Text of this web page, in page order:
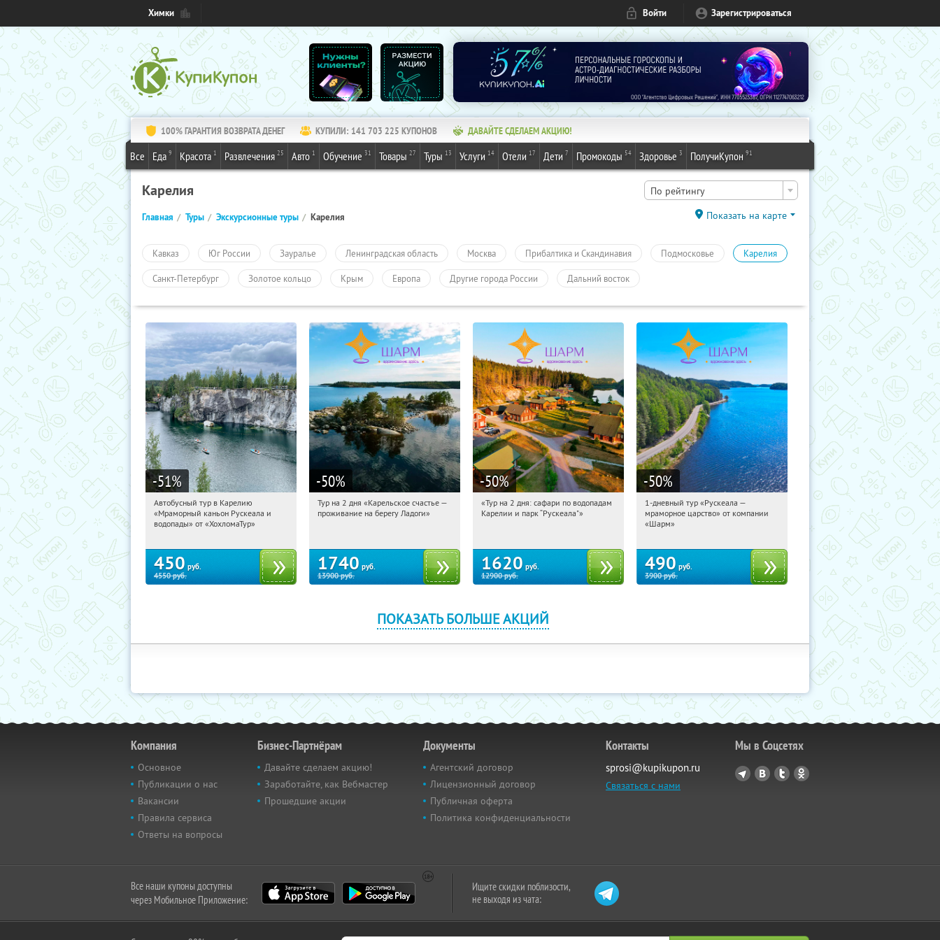
Химки Войти Зарегистрироваться
100% ГАРАНТИЯ ВОЗВРАТА ДЕНЕГ КУПИЛИ: 141 703 225 КУПОНОВ ДАВАЙТЕ СДЕЛАЕМ АКЦИЮ!
Все Еда 9 Красота 1 Развлечения 25 Авто 1 Обучение 31 Товары 27 Туры 13 Услуги 14 Отели 17 Дети 7 Промокоды 54 Здоровье 3 ПолучиКупон 91
Карелия По рейтингу
Главная Туры Экскурсионные туры Карелия Показать на карте
Кавказ Юг России Зауралье Ленинградская область Москва Прибалтика и Скандинавия Подмосковье Карелия
Санкт-Петербург Золотое кольцо Крым Европа Другие города России Дальний восток
-51%
06:42:39 Купили:
Сенная площадь
Автобусный тур в Карелию
«Мраморный каньон Рускеала и
водопады» от «ХохломаТур»
450 руб.
4550руб.
-50%
06:42:39 Купили:39
Тур на 2 дня «Карельское счастье —
проживание на берегу Ладоги»
1740 руб.
13900руб.
-50%
06:42:39 Купили:
«Тур на 2 дня: сафари по водопадам
Карелии и парк “Рускеала"»
1620 руб.
12900руб.
-50%
06:42:39 Купили:
Достоевская
1-дневный тур «Рускеала —
мраморное царство» от компании
«Шарм»
490 руб.
3900руб.
ПОКАЗАТЬ БОЛЬШЕ АКЦИЙ
Компания
Основное
Публикации о нас
Вакансии
Правила сервиса
Ответы на вопросы
Бизнес-Партнёрам
Давайте сделаем акцию!
Заработайте, как Вебмастер
Прошедшие акции
Документы
Агентский договор
Лицензионный договор
Публичная оферта
Политика конфиденциальности
Контакты
sprosi@kupikupon.ru
Связаться с нами
Мы в Соцсетях
Все наши купоны доступны
через Мобильное Приложение:
Ищите скидки поблизости,
не выходя из чата: